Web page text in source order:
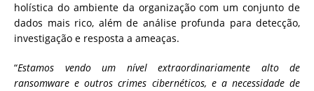
holística do ambiente da organização com um conjunto de
dados mais rico, além de análise profunda para detecção,
investigação e resposta a ameaças.
“Estamos vendo um nível extraordinariamente alto de
ransomware e outros crimes cibernéticos, e a necessidade de